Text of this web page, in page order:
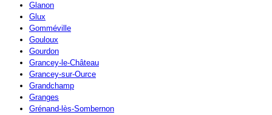
Glanon
Glux
Gomméville
Gouloux
Gourdon
Grancey-le-Château
Grancey-sur-Ource
Grandchamp
Granges
Grénand-lès-Sombernon